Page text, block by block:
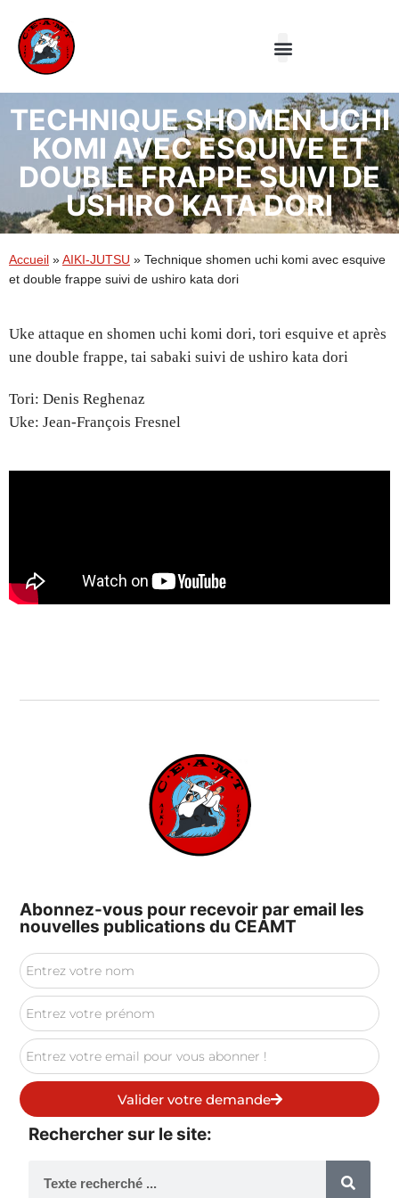
TECHNIQUE SHOMEN UCHI
KOMI AVEC ESQUIVE ET
DOUBLE FRAPPE SUIVI DE
USHIRO KATA DORI
Accueil »AIKI-JUTSU » Technique shomen uchi komi avec esquive
et double frappe suivi de ushiro kata dori
Uke attaque en shomen uchi komi dori, tori esquive et après
une double frappe, tai sabaki suivi de ushiro kata dori
Tori: Denis Reghenaz
Uke: Jean-François Fresnel
Abonnez-vous pour recevoir par email les
nouvelles publications du CEAMT
Valider votre demande
Rechercher sur le site: